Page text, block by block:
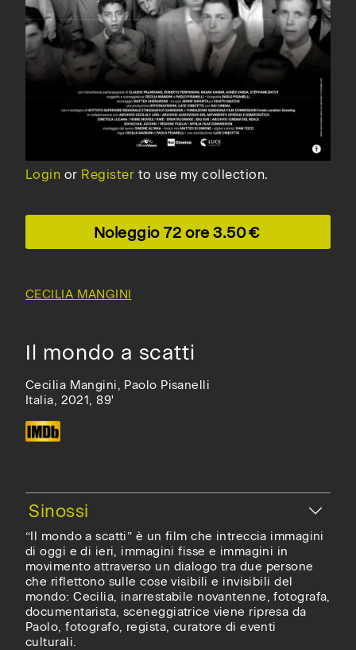
Login or Register to use my collection.
CECILIA MANGINI
Il mondo a scatti
Cecilia Mangini, Paolo Pisanelli
Italia, 2021, 89'
“Il mondo a scatti” è un film che intreccia immagini
di oggi e di ieri, immagini fisse e immagini in
movimento attraverso un dialogo tra due persone
che riflettono sulle cose visibili e invisibili del
mondo: Cecilia, inarrestabile novantenne, fotografa,
documentarista, sceneggiatrice viene ripresa da
Paolo, fotografo, regista, curatore di eventi
culturali.
Noleggio 72 ore 3.50